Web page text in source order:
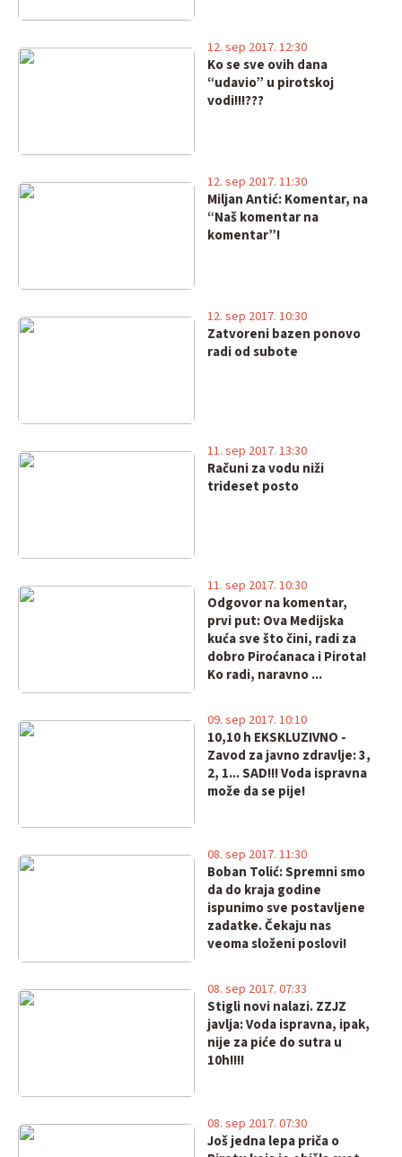
Ko se sve ovih dana
“udavio” u pirotskoj
vodi!!!???
12. sep 2017. 12:30
Miljan Antić: Komentar, na
“Naš komentar na
komentar”!
12. sep 2017. 11:30
Zatvoreni bazen ponovo
radi od subote
12. sep 2017. 10:30
Računi za vodu niži
trideset posto
11. sep 2017. 13:30
Odgovor na komentar,
prvi put: Ova Medijska
kuća sve što čini, radi za
dobro Piroćanaca i Pirota!
Ko radi, naravno ...
11. sep 2017. 10:30
10,10 h EKSKLUZIVNO -
Zavod za javno zdravlje: 3,
2, 1... SAD!!! Voda ispravna
može da se pije!
09. sep 2017. 10:10
Boban Tolić: Spremni smo
da do kraja godine
ispunimo sve postavljene
zadatke. Čekaju nas
veoma složeni poslovi!
08. sep 2017. 11:30
Stigli novi nalazi. ZZJZ
javlja: Voda ispravna, ipak,
nije za piće do sutra u
10h!!!!
08. sep 2017. 07:33
Još jedna lepa priča o
08. sep 2017. 07:30